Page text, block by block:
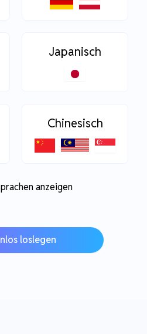
Japanisch
Chinesisch
anzeigen
loslegen